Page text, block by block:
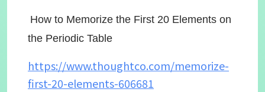
How to Memorize the First 20 Elements on
the Periodic Table
https://www.thoughtco.com/memorize-
first-20-elements-606681